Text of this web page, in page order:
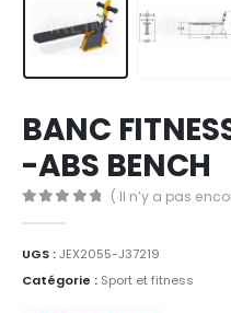
BANC
-ABS BENCH
( Il n’y a pas
UGS :JEX2055-J37219
Catégorie : Sport et fitness